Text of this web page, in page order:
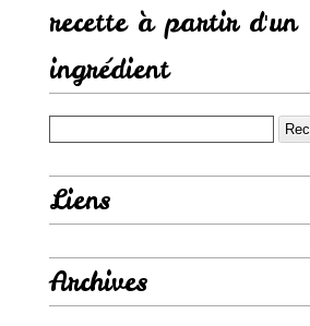
recette à partir d'un
ingrédient
Liens
Archives